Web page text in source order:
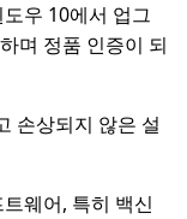
우 10에서 업그
며 정품 인증이 되
손상되지 않은 설
웨어, 특히 백신